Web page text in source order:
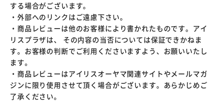
する場合がございます。
・外部へのリンクはご遠慮下さい。
・商品レビューは他のお客様により書かれたものです。アイ
リスプラザは、 その内容の当否については保証できかねま
す。お客様の判断でご利用くださいますよう、お願いいたし
ます。
・商品レビューはアイリスオーヤマ関連サイトやメールマガ
ジンに限り使用させて頂く場合がございます。あらかじめご
了承ください。